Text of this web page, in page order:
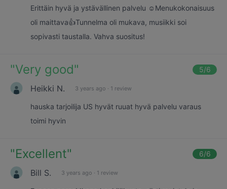
Erittäin hyvä ja ystävällinen palvelu ☺️Menukokonaisuus
oli maittava👍Tunnelma oli mukava, musiikki soi
sopivasti taustalla. Vahva suositus!
"Very good" 5/6
Heikki N. 3 years ago · 1 review
hauska tarjoilija US hyvät ruuat hyvä palvelu varaus
toimi hyvin
"Excellent" 6/6
Bill S. 3 years ago · 1 review